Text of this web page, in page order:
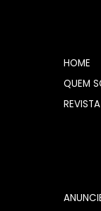
HOME
QUEM